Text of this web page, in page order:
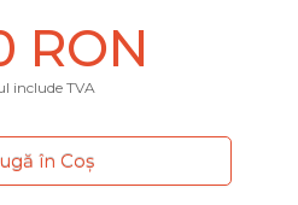
RON
include TVA
în Coş